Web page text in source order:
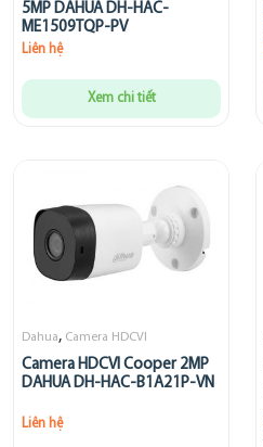
5MP DAHUA DH-HAC-
ME1509TQP-PV
Liên hệ
Xem chi tiết
Dahua, Camera HDCVI
Camera HDCVI Cooper 2MP
DAHUA DH-HAC-B1A21P-VN
Liên hệ